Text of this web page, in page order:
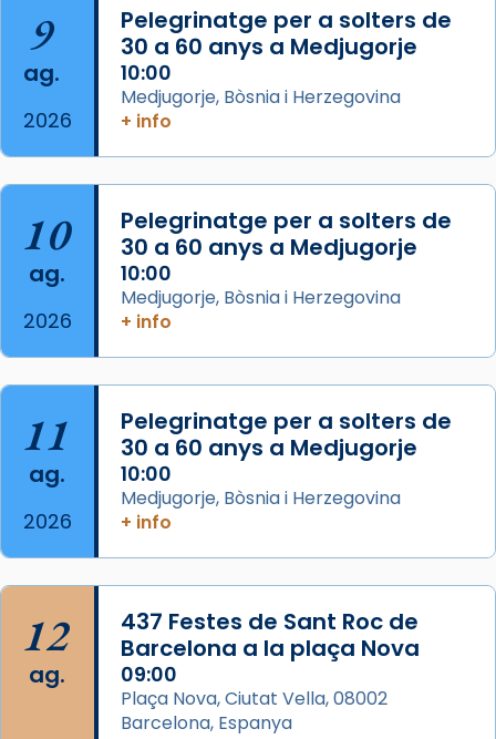
missa d’acció de gràcies en agraïment al
comitè organitzador de la visita apostòlica
del Sant Pare Lleó XIV a Barcelona, i als
col·laboradors, a la Catedral de Barcelona.
Mons. David Abadías.
📸 Dr. G. Simón
Photo
2 weeks ago
Memòria de les santes Juliana i
Semproniana, verges i màrtirs.
Acompanyant la història de sant Cugat, a
partir de l’Edat Mitjana sorgeix la tradició
que les santes Juliana (“relatiu a Júlia”) i
Semproniana (“relatiu a Semprònia =
eterna”) són deixebles seves. I l’any 1667, el
frare Joan Gaspar Roig, afirma en una obra
que les santes són filles de l’antiga Iluro.
Mataró en reivindicarà les relíquies fins que
9
ag.
2026
Pelegrinatge per a solters de
30 a 60 anys a Medjugorje
10:00
Medjugorje, Bòsnia i Herzegovina
+ info
10
ag.
2026
Pelegrinatge per a solters de
30 a 60 anys a Medjugorje
10:00
Medjugorje, Bòsnia i Herzegovina
+ info
11
ag.
2026
Pelegrinatge per a solters de
30 a 60 anys a Medjugorje
10:00
Medjugorje, Bòsnia i Herzegovina
+ info
12
ag.
437 Festes de Sant Roc de
Barcelona a la plaça Nova
09:00
Plaça Nova, Ciutat Vella, 08002
Barcelona, Espanya